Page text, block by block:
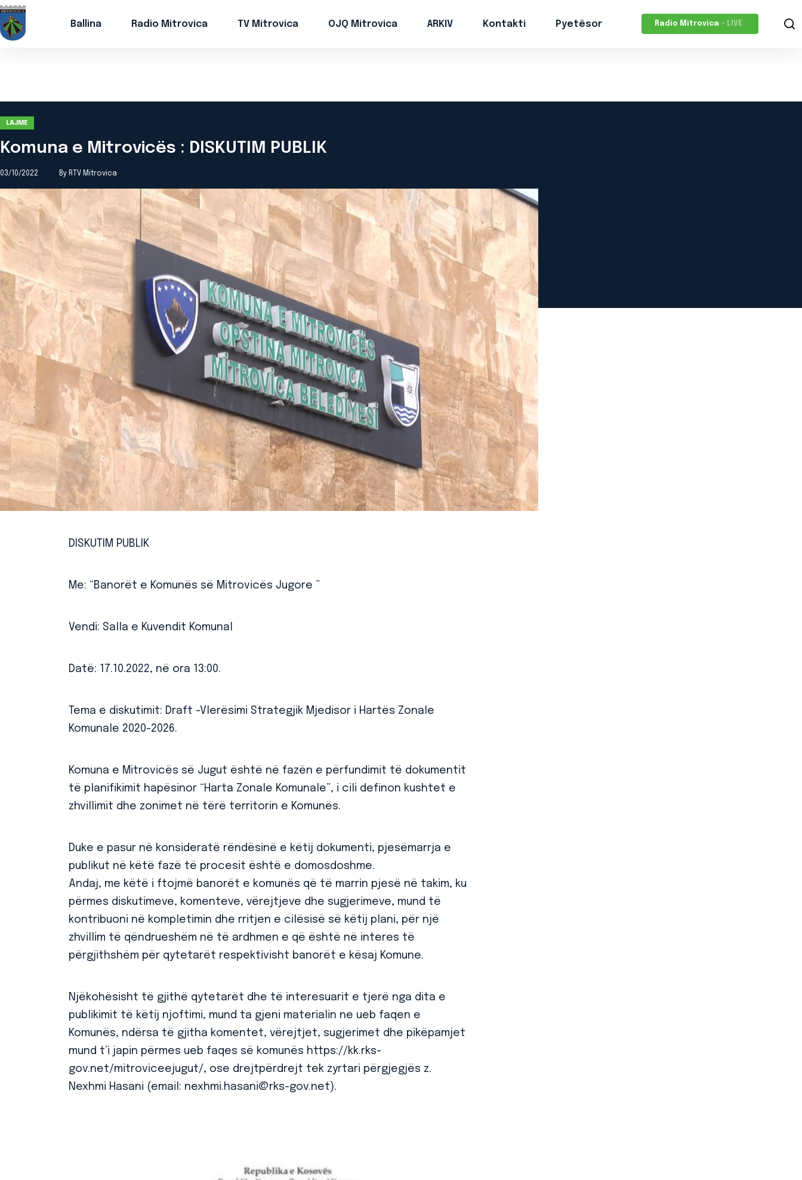
Ballina Radio Mitrovica TV Mitrovica OJQ Mitrovica ARKIV Kontakti Pyetësor Radio Mitrovica • LIVE
LAJME
Komuna e Mitrovicës : DISKUTIM PUBLIK
03/10/2022 By RTV Mitrovica
DISKUTIM PUBLIK
Me: “Banorët e Komunës së Mitrovicës Jugore ”
Vendi: Salla e Kuvendit Komunal
Datë: 17.10.2022, në ora 13:00.
Tema e diskutimit: Draft -Vlerësimi Strategjik Mjedisor i Hartës Zonale
Komunale 2020-2026.
Komuna e Mitrovicës së Jugut është në fazën e përfundimit të dokumentit
të planifikimit hapësinor “Harta Zonale Komunale”, i cili definon kushtet e
zhvillimit dhe zonimet në tërë territorin e Komunës.
Duke e pasur në konsideratë rëndësinë e këtij dokumenti, pjesëmarrja e
publikut në këtë fazë të procesit është e domosdoshme.
Andaj, me këtë i ftojmë banorët e komunës që të marrin pjesë në takim, ku
përmes diskutimeve, komenteve, vërejtjeve dhe sugjerimeve, mund të
kontribuoni në kompletimin dhe rritjen e cilësisë së këtij plani, për një
zhvillim të qëndrueshëm në të ardhmen e që është në interes të
përgjithshëm për qytetarët respektivisht banorët e kësaj Komune.
Njëkohësisht të gjithë qytetarët dhe të interesuarit e tjerë nga dita e
publikimit të këtij njoftimi, mund ta gjeni materialin ne ueb faqen e
Komunës, ndërsa të gjitha komentet, vërejtjet, sugjerimet dhe pikëpamjet
mund t’i japin përmes ueb faqes së komunës https://kk.rks-
gov.net/mitroviceejugut/, ose drejtpërdrejt tek zyrtari përgjegjës z.
Nexhmi Hasani (email: nexhmi.hasani@rks-gov.net).